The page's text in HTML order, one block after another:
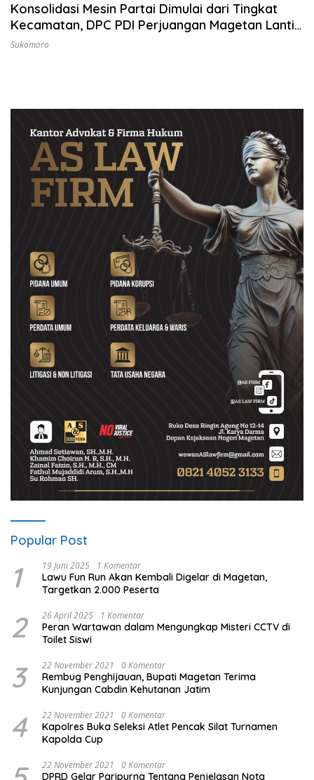
Konsolidasi Mesin Partai Dimulai dari Tingkat
Kecamatan, DPC PDI Perjuangan Magetan Lantik
18 PAC
Sukomoro
Popular Post
1 19 Juni 2025 1 Komentar
Lawu Fun Run Akan Kembali Digelar di Magetan,
Targetkan 2.000 Peserta
2 26 April 2025 1 Komentar
Peran Wartawan dalam Mengungkap Misteri CCTV di
Toilet Siswi
3 22 November 2021 0 Komentar
Rembug Penghijauan, Bupati Magetan Terima
Kunjungan Cabdin Kehutanan Jatim
4 22 November 2021 0 Komentar
Kapolres Buka Seleksi Atlet Pencak Silat Turnamen
Kapolda Cup
22 November 2021 0 Komentar
DPRD Gelar Paripurna Tentang Penjelasan Nota